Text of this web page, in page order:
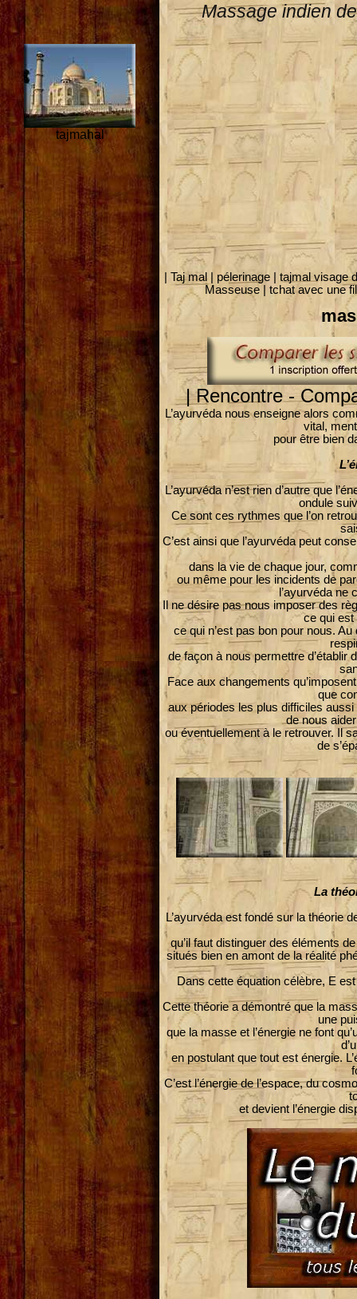
tajmahal
Massage indien
| Taj mal | pélerinage | tajmal visage
Masseuse | tchat avec une
| Rencontre -
L’ayurvéda nous enseigne alors
vital,
pour être bien
L’ayurvéda n’est rien d’autre que
ondule
Ce sont ces rythmes que l’on
C’est ainsi que l’ayurvéda peut
dans la vie de chaque jour,
ou même pour les incidents de
l’ayurvéda ne
Il ne désire pas nous imposer des
ce qui est
ce qui n’est pas bon pour nous.
de façon à nous permettre d’établir
Face aux changements
que
aux périodes les plus difficiles
de nous
ou éventuellement à le retrouver. Il
de
La
L’ayurvéda est fondé sur la théorie
qu’il faut distinguer des éléments
situés bien en amont de la réalité
Dans cette équation célèbre, E
Cette théorie a démontré que la
une
que la masse et l’énergie ne font
en postulant que tout est énergie.
C’est l’énergie de l’espace, du
et devient l’énergie